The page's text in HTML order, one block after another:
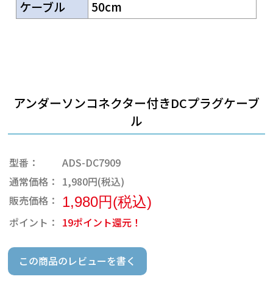
ケーブル 50cm
アンダーソンコネクター付きDCプラグケーブ
ル
型番：
ADS-DC7909
通常価格： 1,980円(税込)
販売価格： 1,980円(税込)
ポイント： 19ポイント還元！
この商品のレビューを書く